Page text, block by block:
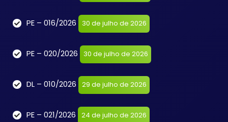
PE – 016/2026 30 de julho de 2026
PE – 020/2026 30 de julho de 2026
DL – 010/2026 29 de julho de 2026
PE – 021/2026 24 de julho de 2026